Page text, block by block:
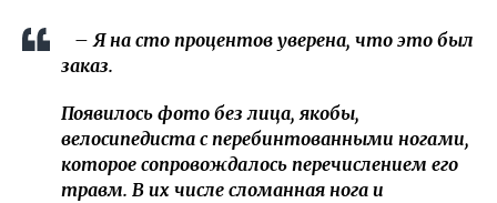
– Я на сто процентов уверена, что это был
заказ.
Появилось фото без лица, якобы,
велосипедиста с перебинтованными ногами,
которое сопровождалось перечислением его
травм. В их числе сломанная нога и